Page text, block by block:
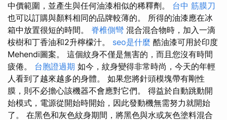
中價範圍，並產生與任何油漆相似的稀釋劑。 台中 筋膜刀
也可以訂購與顏料相同的品牌較薄的。 所得的油漆應在冰
箱中放置很短的時間。 脊椎側彎 混合混合物時，加入一滴
桉樹和丁香油和2升檸檬汁。 seo是什麼 酷油漆可用於印度
Mehendi圖案。 這個紋身不僅是無害的，而且您沒有時間
疲倦。 台胞證過期 如今，紋身變得非常時尚，今天的年輕
人看到了越來越多的身體。 如果您將針頭模塊帶有剛性
膜，則不必擔心該機器不會應對它們。 得益於自動跳動開
始模式，電源從開始時開始，因此發動機無需努力就開始
了。 在黑色和灰色紋身期間，將黑色與水或灰色塗料混合